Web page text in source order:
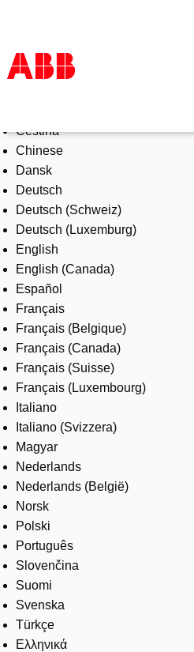
Products & Solutions
Industries
Services
About us
Where to buy
Contact us
Careers
Čeština
Chinese
Dansk
Deutsch
Deutsch (Schweiz)
Deutsch (Luxemburg)
English
English (Canada)
Español
Français
Français (Belgique)
Français (Canada)
Français (Suisse)
Français (Luxembourg)
Italiano
Italiano (Svizzera)
Magyar
Nederlands
Nederlands (België)
Norsk
Polski
Português
Slovenčina
Suomi
Svenska
Türkçe
Ελληνικά